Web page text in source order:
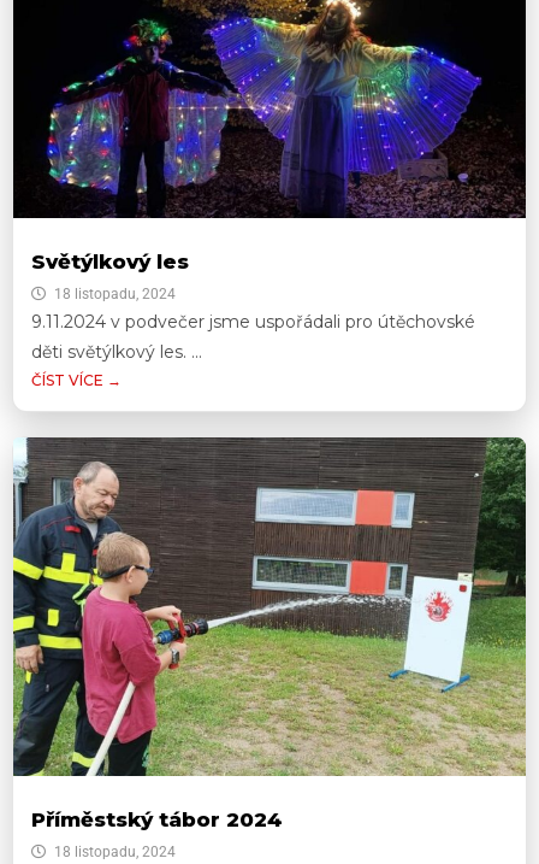
Světýlkový les
18 listopadu, 2024
9.11.2024 v podvečer jsme uspořádali pro útěchovské
děti světýlkový les. ...
ČÍST VÍCE →
Příměstský tábor 2024
18 listopadu, 2024